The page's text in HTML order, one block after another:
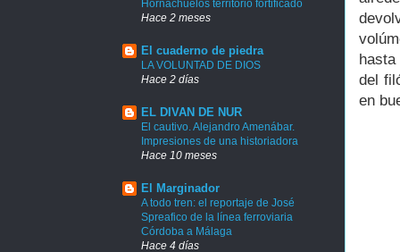
del
en
Hornachuelos territorio fortificado
Hace 2 meses
El cuaderno de piedra
LA VOLUNTAD DE DIOS
Hace 2 días
EL DIVAN DE NUR
El cautivo. Alejandro Amenábar.
Impresiones de una historiadora
Hace 10 meses
El Marginador
A todo tren: el reportaje de José
Spreafico de la línea ferroviaria
Córdoba a Málaga
Hace 4 días